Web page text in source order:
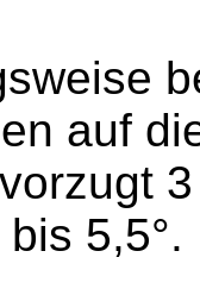
auf
5,5°.